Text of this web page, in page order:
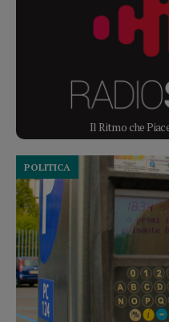
Il Ritmo che
POLITICA